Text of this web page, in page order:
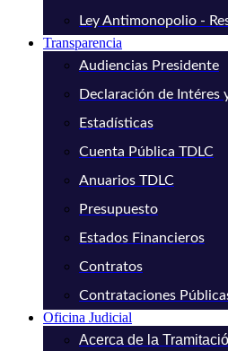
Ley Antimonopolio -
Transparencia
Audiencias Presidente
Declaración de Intéres
Estadísticas
Cuenta Pública TDLC
Anuarios TDLC
Presupuesto
Estados Financieros
Contratos
Contrataciones
Oficina Judicial
Acerca de la